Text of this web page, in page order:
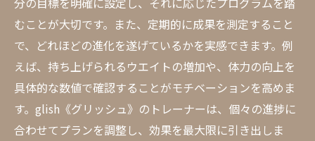
むことが大切です。また、定期的に成果を測定すること
で、どれほどの進化を遂げているかを実感できます。例
えば、持ち上げられるウエイトの増加や、体力の向上を
具体的な数値で確認することがモチベーションを高めま
す。glish《グリッシュ》のトレーナーは、個々の進捗に
合わせてプランを調整し、効果を最大限に引き出しま